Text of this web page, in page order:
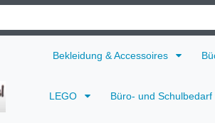
Bekleidung & Accessoires
LEGO Büro- und Schulbedarf